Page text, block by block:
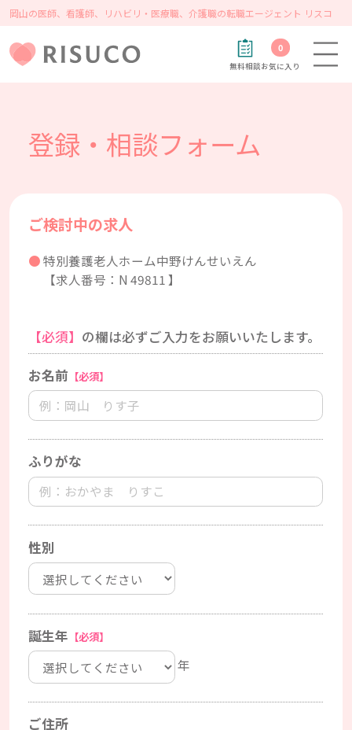
岡山の医師、看護師、リハビリ・医療職、介護職の転職エージェント リスコ
無料相談
0
お気に入り
登録・相談フォーム
ご検討中の求人
特別養護老人ホーム中野けんせいえん
【求人番号：N 49811 】
【必須】 の欄は必ずご入力をお願いいたします。
お名前 【必須】
ふりがな
性別
誕生年 【必須】
年
ご住所